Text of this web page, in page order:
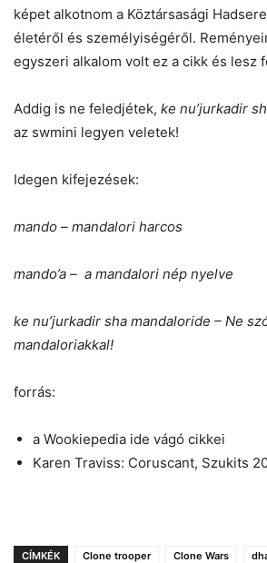
képet alkotnom a Köztársasági
életéről és személyiségéről.
egyszeri alkalom volt ez a cikk és lesz
Addig is ne feledjétek, ke nu’jurkadir
az swmini legyen veletek!
Idegen kifejezések:
mando – mandalori harcos
mando’a – a mandalori nép nyelve
ke nu’jurkadir sha mandaloride – Ne
mandaloriakkal!
forrás:
a Wookiepedia ide vágó cikkei
Karen Traviss: Coruscant, Szukits
CÍMKÉK Clone trooper Clone Wars